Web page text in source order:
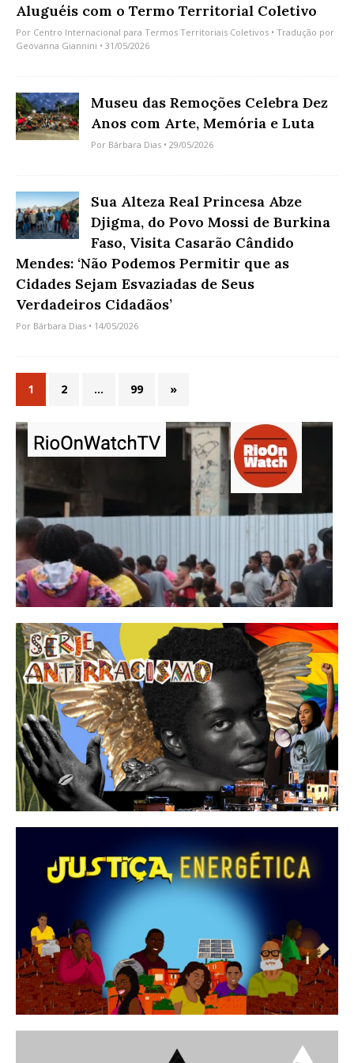
Aluguéis com o Termo Territorial Coletivo
Por Centro Internacional para Termos Territoriais Coletivos • Tradução por
Geovanna Giannini • 31/05/2026
Museu das Remoções Celebra Dez
Anos com Arte, Memória e Luta
Por Bárbara Dias • 29/05/2026
Sua Alteza Real Princesa Abze
Djigma, do Povo Mossi de Burkina
Faso, Visita Casarão Cândido
Mendes: ‘Não Podemos Permitir que as
Cidades Sejam Esvaziadas de Seus
Verdadeiros Cidadãos’
Por Bárbara Dias • 14/05/2026
1 2 … 99 »